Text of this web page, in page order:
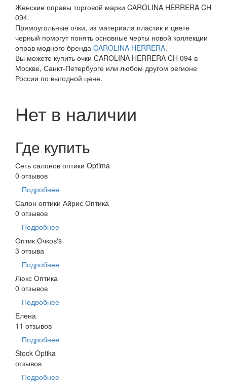
Женские оправы торговой марки CAROLINA HERRERA CH
094.
Прямоугольные очки, из материала пластик и цвете
черный помогут понять основные черты новой коллекции
оправ модного бренда CAROLINA HERRERA.
Вы можете купить очки CAROLINA HERRERA CH 094 в
Москве, Санкт-Петербурге или любом другом регионе
России по выгодной цене.
Нет в наличии
Где купить
Сеть салонов оптики Optima
0 отзывов
Подробнее
Салон оптики Айрис Оптика
0 отзывов
Подробнее
Оптик Очков's
3 отзыва
Подробнее
Люкс Оптика
0 отзывов
Подробнее
Елена
11 отзывов
Подробнее
Stock Optika
отзывов
Подробнее